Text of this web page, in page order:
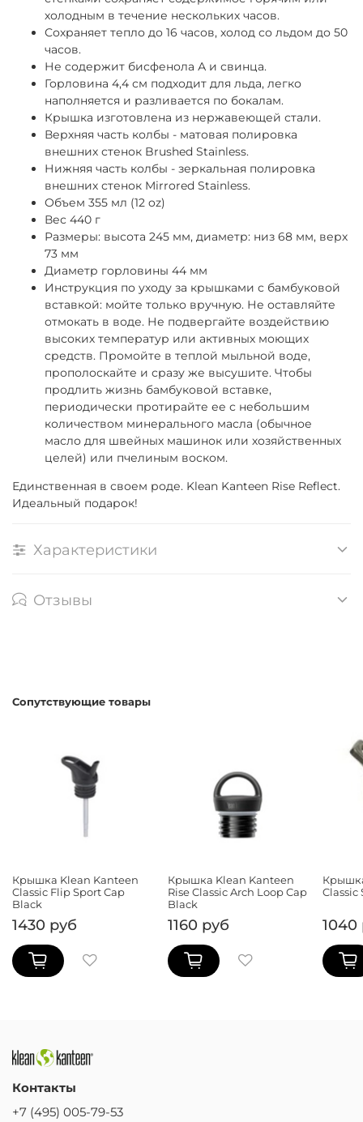
холодным в течение нескольких часов.
Сохраняет тепло до 16 часов, холод со льдом до 50
часов.
Не содержит бисфенола А и свинца.
Горловина 4,4 см подходит для льда, легко
наполняется и разливается по бокалам.
Крышка изготовлена из нержавеющей стали.
Верхняя часть колбы - матовая полировка
внешних стенок Brushed Stainless.
Нижняя часть колбы - зеркальная полировка
внешних стенок Mirrored Stainless.
Объем 355 мл (12 oz)
Вес 440 г
Размеры: высота 245 мм, диаметр: низ 68 мм, верх
73 мм
Диаметр горловины 44 мм
Инструкция по уходу за крышками с бамбуковой
вставкой: мойте только вручную. Не оставляйте
отмокать в воде. Не подвергайте воздействию
высоких температур или активных моющих
средств. Промойте в теплой мыльной воде,
прополоскайте и сразу же высушите. Чтобы
продлить жизнь бамбуковой вставке,
периодически протирайте ее с небольшим
количеством минерального масла (обычное
масло для швейных машинок или хозяйственных
целей) или пчелиным воском.
Единственная в своем роде. Klean Kanteen Rise Reflect.
Идеальный подарок!
Характеристики
Отзывы
Сопутствующие товары
Крышка Klean Kanteen
Classic Flip Sport Cap
Black
1430 руб
Крышка Klean Kanteen
Rise Classic Arch Loop Cap
Black
1160 руб
Classic
1040
Контакты
+7 (495) 005-79-53